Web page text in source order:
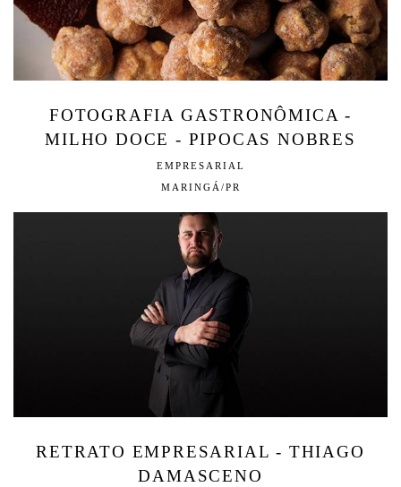
FOTOGRAFIA GASTRONÔMICA -
MILHO DOCE - PIPOCAS NOBRES
EMPRESARIAL
MARINGÁ/PR
RETRATO EMPRESARIAL - THIAGO
DAMASCENO